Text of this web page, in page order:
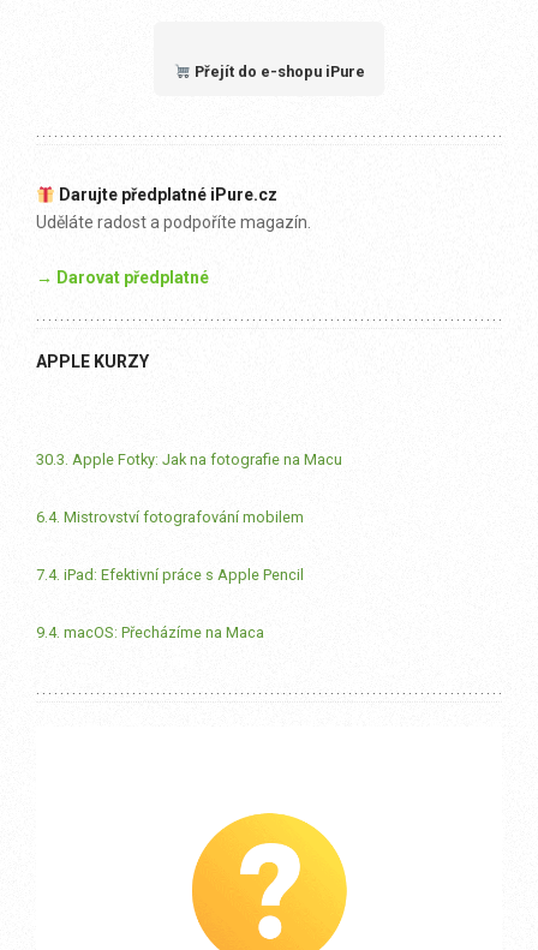
Přejít do e-shopu iPure
Darujte předplatné iPure.cz
Uděláte radost a podpoříte magazín.
→ Darovat předplatné
APPLE KURZY
30.3. Apple Fotky: Jak na fotografie na Macu
6.4. Mistrovství fotografování mobilem
7.4. iPad: Efektivní práce s Apple Pencil
9.4. macOS: Přecházíme na Maca